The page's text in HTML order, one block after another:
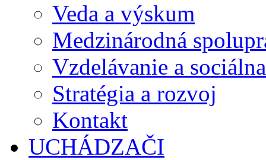
Veda a výskum
Medzinárodná
Vzdelávanie a
Stratégia a rozvoj
Kontakt
UCHÁDZAČI